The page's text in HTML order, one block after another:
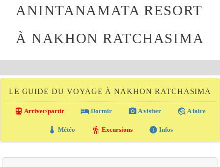
ANINTANAMATA RESORT
À NAKHON RATCHASIMA
LE GUIDE DU VOYAGE À NAKHON RATCHASIMA
directions_transit Arriver/partir local_hotel Dormir photo_camera A visiter travel_explore A faire
thermostat Météo hiking Excursions info Infos